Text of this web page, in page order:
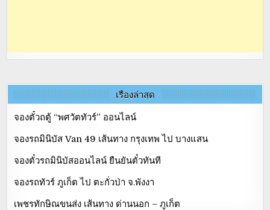
เรื่องล่าสุด
จองตั๋วถตู้ “พศวัตทัวร์” ออนไลน์
จองรถมินิบัส Van 49 เส้นทาง กรุงเทพ ไป บางแสน
จองตั๋วรถมินิบัสออนไลน์ ยืนยันตั๋วทันที
จองรถทัวร์ ภูเก็ต ไป ตะกั่วป่า จ.พังงา
เพชรทักษิณขนส่ง เส้นทาง ด่านนอก – ภูเก็ต